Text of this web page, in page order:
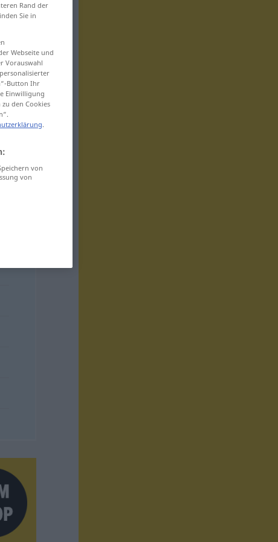
Rand der
Sie in
Webseite und
Vorauswahl
Button Ihr
Einwilligung
den Cookies
.
von
von